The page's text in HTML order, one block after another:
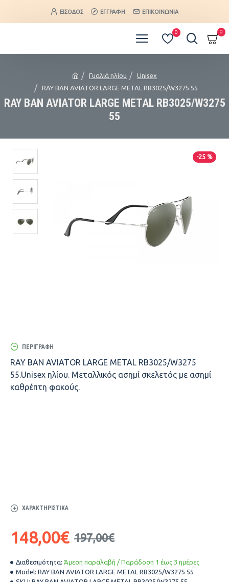
ΕΊΣΟΔΟΣ ΕΓΓΡΑΦΉ ΕΠΙΚΟΙΝΩΝΊΑ
0 0
Γυαλιά ηλίου
Unisex
RAY BAN AVIATOR LARGE METAL RB3025/W3275 55
RAY BAN AVIATOR LARGE METAL RB3025/W3275
55
-25 %
ΠΕΡΙΓΡΑΦΉ
RAY BAN AVIATOR LARGE METAL RB3025/W3275
55.Unisex ηλίου. Μεταλλικός ασημί σκελετός με ασημί
καθρέπτη φακούς.
ΧΑΡΑΚΤΗΡΙΣΤΙΚΆ
Διαθεσιμότητα: Άμεση παραλαβή / Παράδοση 1 έως 3 ημέρες
Model: RAY BAN AVIATOR LARGE METAL RB3025/W3275 55
148,00€ 197,00€